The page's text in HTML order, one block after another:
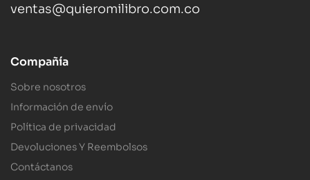
ventas@quieromilibro.com.co
Compañía
Sobre nosotros
Información de envío
Política de privacidad
Devoluciones Y Reembolsos
Contáctanos